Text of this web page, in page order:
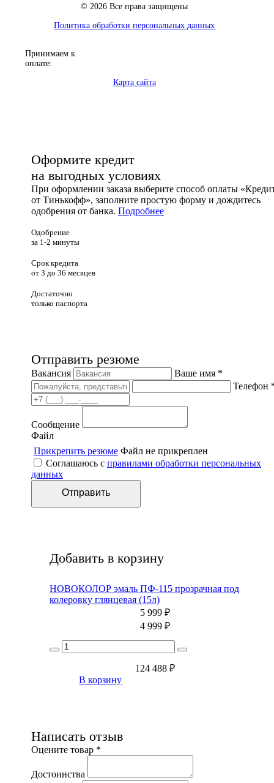
© 2026 Все права защищены
Политика обработки персональных данных
Принимаем к
оплате:
Карта сайта
Оформите кредит
на выгодных условиях
При оформлении заказа выберите способ оплаты
от Тинькофф», заполните простую форму и дождитесь
одобрения от банка. Подробнее
Одобрение
за 1-2 минуты
Срок кредита
от 3 до 36 месяцев
Достаточно
только паспорта
Отправить резюме
Вакансия
Ваше имя *
Телефон
Сообщение
Файл
Прикрепить резюме Файл не прикреплен
Соглашаюсь с правилами обработки персональных
данных
Добавить в корзину
НОВОКОЛОР эмаль ПФ-115 прозрачная под
колеровку глянцевая (15л)
5 999 ₽
4 999 ₽
124 488 ₽
В корзину
Написать отзыв
Оцените товар *
Достоинства